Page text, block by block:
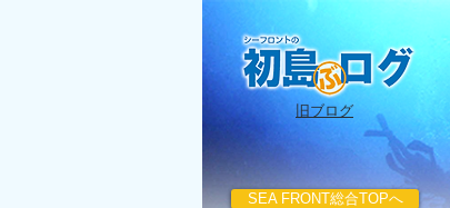
SEA FRONT総合TOPへ
​旧ブログ